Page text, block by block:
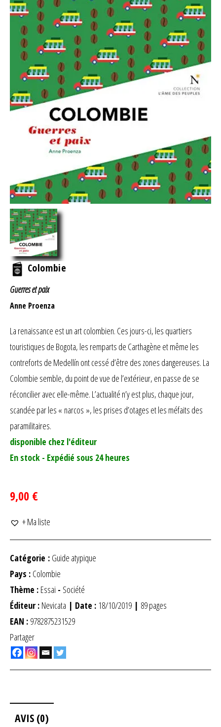
Colombie
Guerres et paix
Anne Proenza
La renaissance est un art colombien. Ces jours-ci, les quartiers
touristiques de Bogota, les remparts de Carthagène et même les
contreforts de Medellín ont cessé d’être des zones dangereuses. La
Colombie semble, du point de vue de l’extérieur, en passe de se
réconcilier avec elle-même. L’actualité n’y est plus, chaque jour,
scandée par les « narcos », les prises d’otages et les méfaits des
paramilitaires.
disponible chez l'éditeur
En stock - Expédié sous 24 heures
9,00 €
+ Ma liste
Catégorie : Guide atypique
Pays : Colombie
Thème : Essai - Société
Éditeur : Nevicata | Date : 18/10/2019 | 89 pages
EAN : 9782875231529
Partager
AVIS (0)